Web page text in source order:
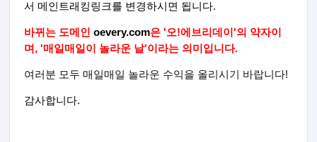
서 메인트래킹링크를 변경하시면 됩니다.
바뀌는 도메인oevery.com은 '오!에브리데이'의 약자이
며, '매일매일이 놀라운 날'이라는 의미입니다.
여러분 모두 매일매일 놀라운 수익을 올리시기 바랍니다!
감사합니다.